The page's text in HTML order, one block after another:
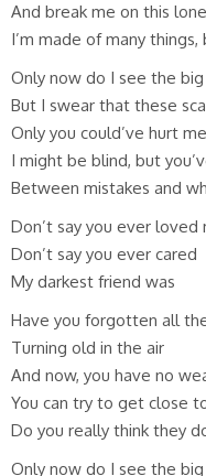
And break me on this
I’m made of many
Only now do I see the
But I swear that these
Only you could’ve hurt
I might be blind, but
Between mistakes and
Don’t say you ever loved
Don’t say you ever cared
My darkest friend was
Have you forgotten all
Turning old in the air
And now, you have no
You can try to get close
Do you really think they
Only now do I see the